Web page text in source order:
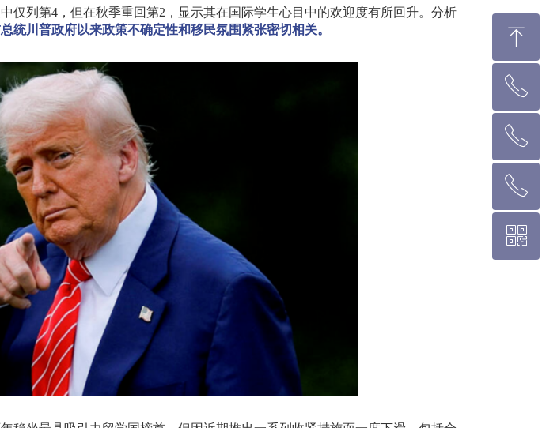
仅列第4，但在秋季重回第2 ，显示其在国际学生心目中的欢迎度有所回升。分析
统川普政府以来政策不确定性和移民氛围紧张密切相关。 ꁸ
回到顶部
ꂅ
墨尔本热线 1300 039 646
ꂅ
悉 尼 热线 02 9282 9836
ꂅ
布里斯班热线 0426 456 158
ꀥ